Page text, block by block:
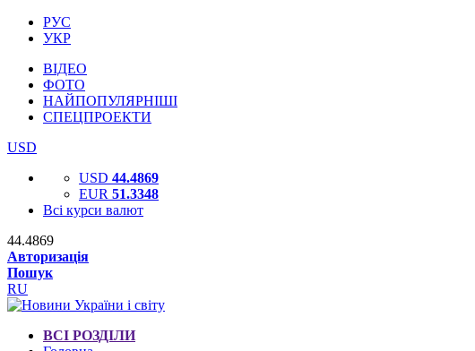
РУС
УКР
ВІДЕО
ФОТО
НАЙПОПУЛЯРНІШІ
СПЕЦПРОЕКТИ
USD
USD 44.4869
EUR 51.3348
Всі курси валют
44.4869
Авторизація
Пошук
RU
ВСІ РОЗДІЛИ